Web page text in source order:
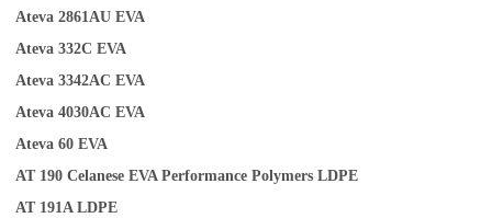
Ateva 2861AU EVA
Ateva 332C EVA
Ateva 3342AC EVA
Ateva 4030AC EVA
Ateva 60 EVA
AT 190 Celanese EVA Performance PolymersLDPE
AT 191A LDPE